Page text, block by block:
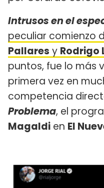
Intrusos en el
peculiar comienzo
Pallares y Rodrigo
puntos, fue lo más
primera vez en
competencia
Problema, el
Magaldi en El